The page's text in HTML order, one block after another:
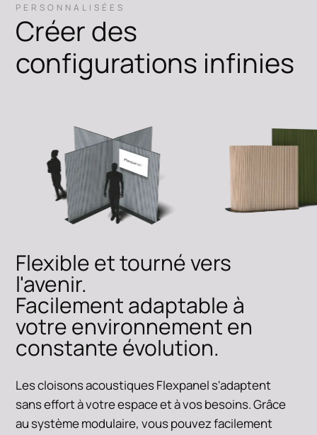
PERSONNALISÉES
Créer des
configurations infinies
Flexible et tourné vers
l'avenir.
Facilement adaptable à
votre environnement en
constante évolution.
Les cloisons acoustiques Flexpanel s'adaptent
sans effort à votre espace et à vos besoins. Grâce
au système modulaire, vous pouvez facilement